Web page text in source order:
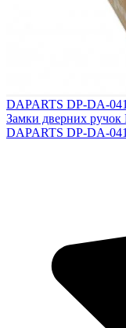
DAPARTS DP-DA-
Замки дверних ручок
DAPARTS DP-DA-